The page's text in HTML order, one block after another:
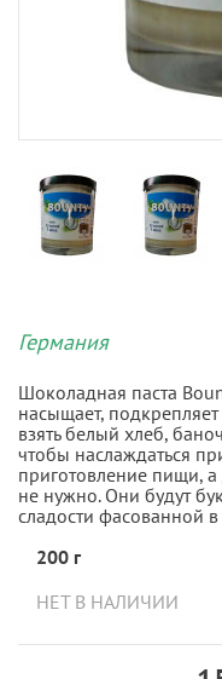
Германия
Шоколадная паста
насыщает,
взять белый хлеб,
чтобы наслаждаться
приготовление пищи,
не нужно. Они будут
сладости фасованной
200 г
НЕТ В НАЛИЧИИ